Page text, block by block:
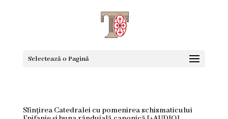
Selectează o Pagină
Sfințirea Catedralei cu pomenirea schismaticului